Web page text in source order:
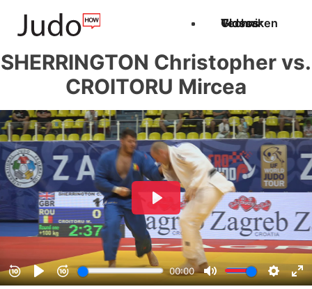
Techniken
Videos
Glossar
SHERRINGTON Christopher vs.
CROITORU Mircea